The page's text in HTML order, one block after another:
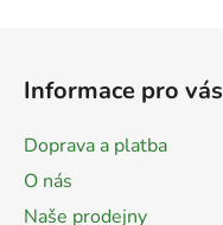
Informace pro vás
Doprava a platba
O nás
Naše prodejny